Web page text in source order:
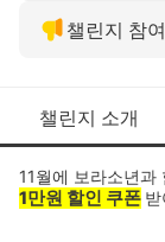
챌린지 참
챌린지 소개
11월에 보라소년과
1만원 할인 쿠폰 받